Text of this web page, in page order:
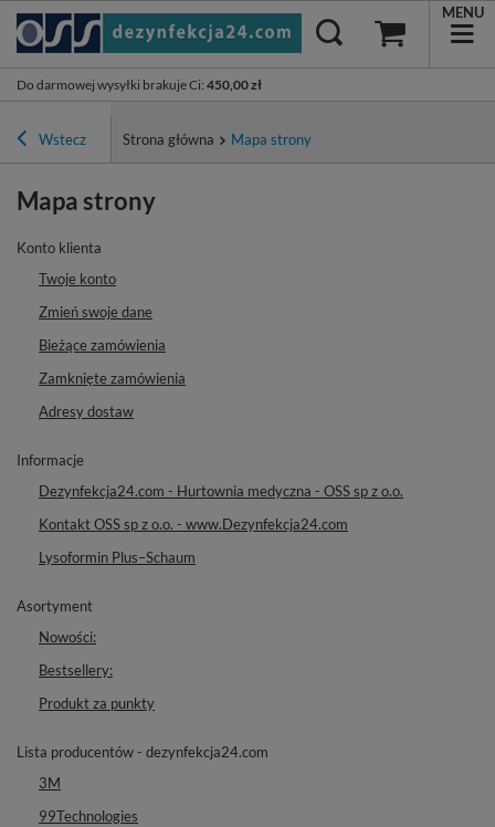
Do darmowej wysyłki brakuje Ci: 450,00 zł
MENU
Wstecz Strona główna Mapa strony
Mapa strony
Konto klienta
Twoje konto
Zmień swoje dane
Bieżące zamówienia
Zamknięte zamówienia
Adresy dostaw
Informacje
Dezynfekcja24.com - Hurtownia medyczna - OSS sp z o.o.
Kontakt OSS sp z o.o. - www.Dezynfekcja24.com
Lysoformin Plus–Schaum
Asortyment
Nowości:
Bestsellery:
Produkt za punkty
Lista producentów - dezynfekcja24.com
3M
99Technologies